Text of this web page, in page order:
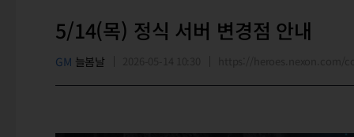
5/14(목) 정식 서버 변경점 안내
GM 늘봄날